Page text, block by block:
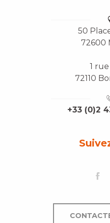
50
72600
1
72110
+33 (0)2